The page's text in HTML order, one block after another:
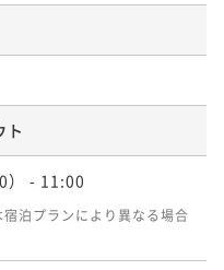
これ！◆清掃無しで
15:00 - 24:00 OUT11:00
即利用で 最大5％OFF
2名 ¥ 55,453 ~
ト
- 11:00
泊プランにより異なる場合